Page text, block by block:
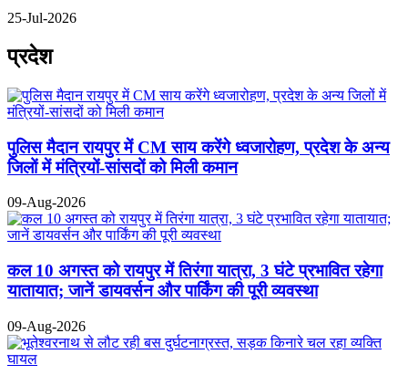
25-Jul-2026
प्रदेश
पुलिस मैदान रायपुर में CM साय करेंगे ध्वजारोहण, प्रदेश के अन्य
जिलों में मंत्रियों-सांसदों को मिली कमान
09-Aug-2026
कल 10 अगस्त को रायपुर में तिरंगा यात्रा, 3 घंटे प्रभावित रहेगा
यातायात; जानें डायवर्सन और पार्किंग की पूरी व्यवस्था
09-Aug-2026